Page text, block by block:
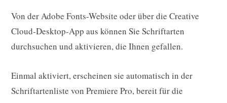
Von der Adobe Fonts-Website oder über die Creative
Cloud-Desktop-App aus können Sie Schriftarten
durchsuchen und aktivieren, die Ihnen gefallen.
Einmal aktiviert, erscheinen sie automatisch in der
Schriftartenliste von Premiere Pro, bereit für die